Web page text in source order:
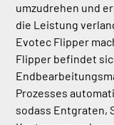
umzudrehen und
die Leistung
Evotec Flipper
Flipper befindet
Prozesses
sodass Entgraten,